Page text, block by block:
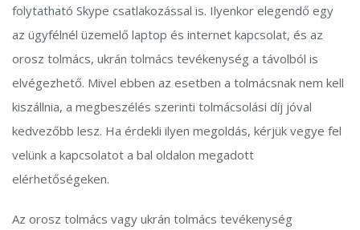
folytatható Skype csatlakozással is. Ilyenkor elegendő egy
az ügyfélnél üzemelő laptop és internet kapcsolat, és az
orosz tolmács, ukrán tolmács tevékenység a távolból is
elvégezhető. Mivel ebben az esetben a tolmácsnak nem kell
kiszállnia, a megbeszélés szerinti tolmácsolási díj jóval
kedvezőbb lesz. Ha érdekli ilyen megoldás, kérjük vegye fel
velünk a kapcsolatot a bal oldalon megadott
elérhetőségeken.
Az orosz tolmács vagy ukrán tolmács tevékenység